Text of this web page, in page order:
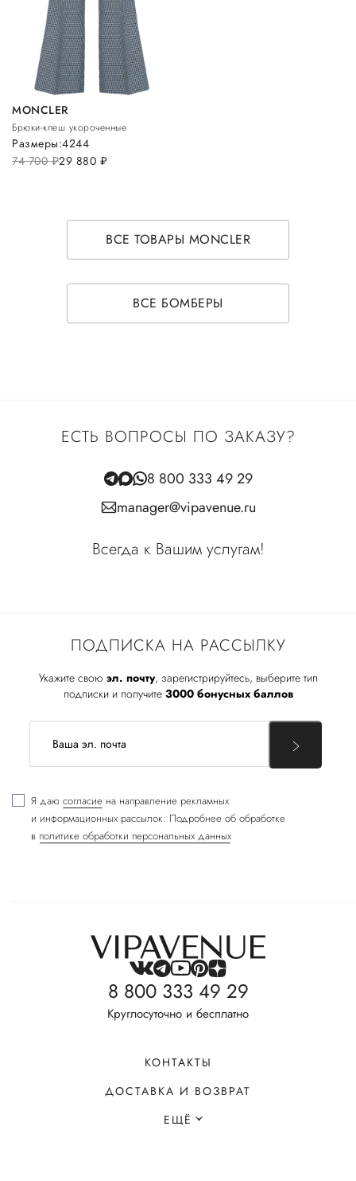
MONCLER
Брюки-клеш укороченные
74 700руб.29 880 руб.
Размеры:4244
ВСЕ ТОВАРЫ MONCLER
ВСЕ БОМБЕРЫ
ПОДПИСКА НА РАССЫЛКУ
Укажите свою эл. почту, зарегистрируйтесь, выберите тип
подписки и получите 3000 бонусных баллов
Я даю согласие на направление рекламных
и информационных рассылок. Подробнее об обработке
в политике обработки персональных данных
ЕСТЬ ВОПРОСЫ ПО ЗАКАЗУ?
8 800 333 49 29
manager@vipavenue.ru
Всегда к Вашим услугам!
8 800 333 49 29
Круглосуточно и бесплатно
КОНТАКТЫ
ДОСТАВКА И ВОЗВРАТ
ЕЩЁ